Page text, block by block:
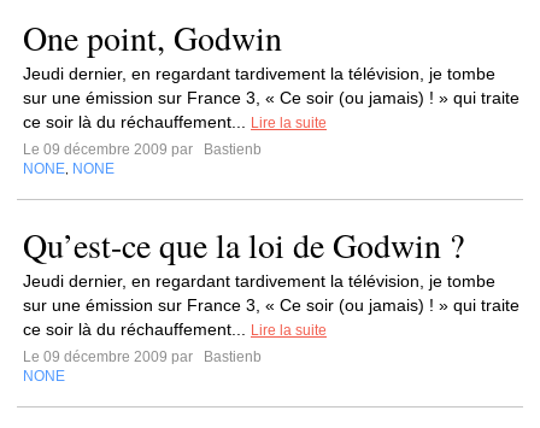
One point, Godwin
Jeudi dernier, en regardant tardivement la télévision, je tombe
sur une émission sur France 3, « Ce soir (ou jamais) ! » qui traite
ce soir là du réchauffement...
Lire la suite
Le 09 décembre 2009 par
Bastienb
NONE NONE
Qu’est-ce que la loi de Godwin ?
Jeudi dernier, en regardant tardivement la télévision, je tombe
sur une émission sur France 3, « Ce soir (ou jamais) ! » qui traite
ce soir là du réchauffement...
Lire la suite
Le 09 décembre 2009 par
Bastienb
NONE